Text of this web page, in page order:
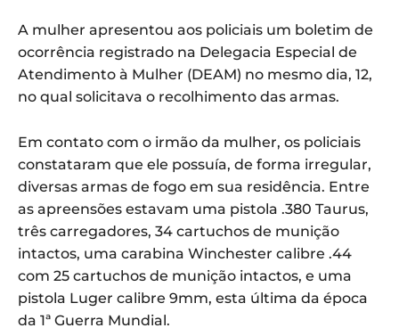
A mulher apresentou aos policiais um boletim de
ocorrência registrado na Delegacia Especial de
Atendimento à Mulher (DEAM) no mesmo dia, 12,
no qual solicitava o recolhimento das armas.
Em contato com o irmão da mulher, os policiais
constataram que ele possuía, de forma irregular,
diversas armas de fogo em sua residência. Entre
as apreensões estavam uma pistola .380 Taurus,
três carregadores, 34 cartuchos de munição
intactos, uma carabina Winchester calibre .44
com 25 cartuchos de munição intactos, e uma
pistola Luger calibre 9mm, esta última da época
da 1ª Guerra Mundial.